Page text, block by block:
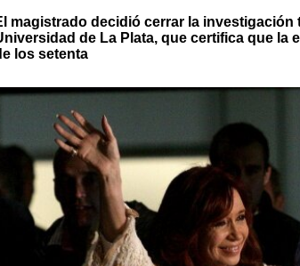
magistrado decidió cerrar la
de La Plata, que certifica que la
los setenta